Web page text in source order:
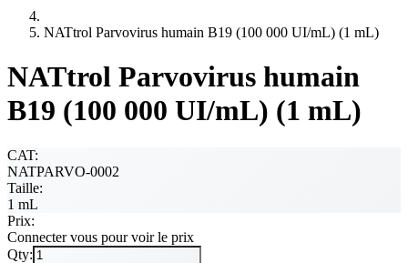
NATtrol Parvovirus humain B19 (100 000 UI/mL) (1 mL)
NATtrol Parvovirus humain
B19 (100 000 UI/mL) (1 mL)
CAT:
NATPARVO-0002
Taille:
1 mL
Prix:
Connecter vous pour voir le prix
Qty: